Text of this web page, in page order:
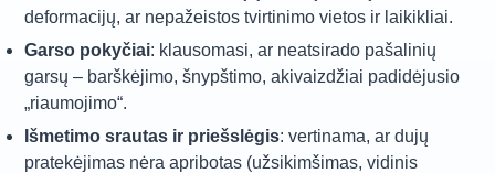
deformacijų, ar nepažeistos tvirtinimo vietos ir laikikliai.
Garso pokyčiai: klausomasi, ar neatsirado pašalinių
garsų – barškėjimo, šnypštimo, akivaizdžiai padidėjusio
„riaumojimo“.
Išmetimo srautas ir priešslėgis: vertinama, ar dujų
pratekėjimas nėra apribotas (užsikimšimas, vidinis